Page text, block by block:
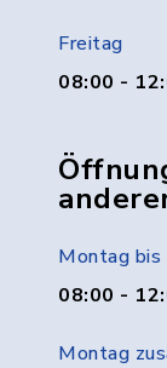
Freitag
08:00 -
Montag bis
08:00 -
Montag